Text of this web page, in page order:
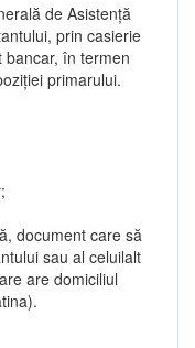
de Asistență
prin casierie
în termen
primarului.
document care să
sau al celuilalt
are domiciliul